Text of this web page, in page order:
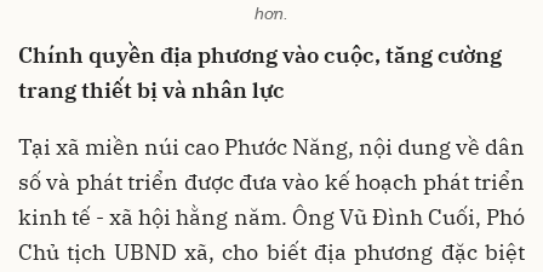
hơn.
Chính quyền địa phương vào cuộc, tăng cường
trang thiết bị và nhân lực
Tại xã miền núi cao Phước Năng, nội dung về dân
số và phát triển được đưa vào kế hoạch phát triển
kinh tế - xã hội hằng năm. Ông Vũ Đình Cuối, Phó
Chủ tịch UBND xã, cho biết địa phương đặc biệt